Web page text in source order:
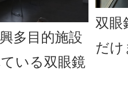
多目的施設
いる双眼鏡
双眼
だけ